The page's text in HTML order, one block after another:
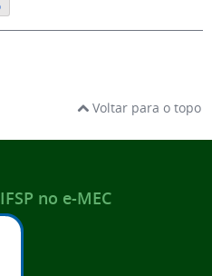
Voltar para o topo
no e-MEC